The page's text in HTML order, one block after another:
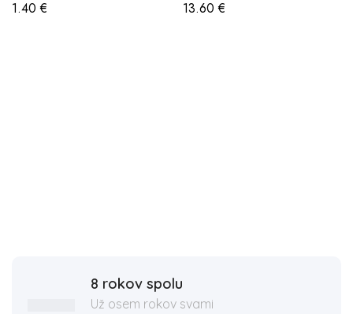
1.40€ 13.60€
8 rokov spolu
Už osem rokov svami